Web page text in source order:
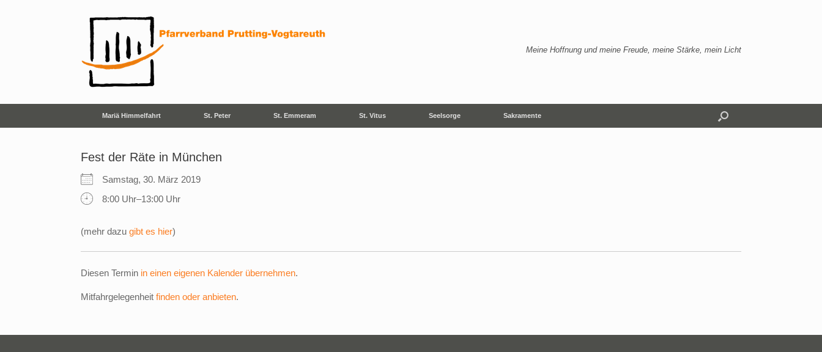
Meine Hoffnung und meine Freude, meine Stärke, mein Licht
Mariä Himmelfahrt St. Peter St. Emmeram St. Vitus Seelsorge Sakramente
Fest der Räte in München
Samstag, 30. März 2019
8:00 Uhr–13:00 Uhr
(mehr dazu gibt es hier)
Diesen Termin in einen eigenen Kalender übernehmen.
Mitfahrgelegenheit finden oder anbieten.